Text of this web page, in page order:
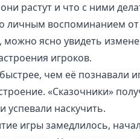
растут и что с ними
личным воспоминанием от
можно ясно увидеть
игроков.
чем её познавали
«Сказочники»
успевали наскучить.
игры замедлилось,